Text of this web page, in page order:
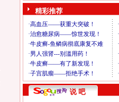
精彩推荐
说 吧